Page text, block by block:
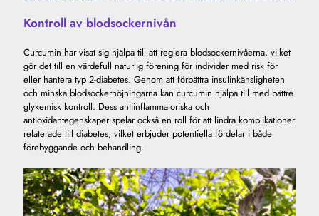
Kontroll av blodsockernivån
Curcumin har visat sig hjälpa till att reglera blodsockernivåerna, vilket
gör det till en värdefull naturlig förening för individer med risk för
eller hantera typ 2-diabetes. Genom att förbättra insulinkänsligheten
och minska blodsockerhöjningarna kan curcumin hjälpa till med bättre
glykemisk kontroll. Dess antiinflammatoriska och
antioxidantegenskaper spelar också en roll för att lindra komplikationer
relaterade till diabetes, vilket erbjuder potentiella fördelar i både
förebyggande och behandling.